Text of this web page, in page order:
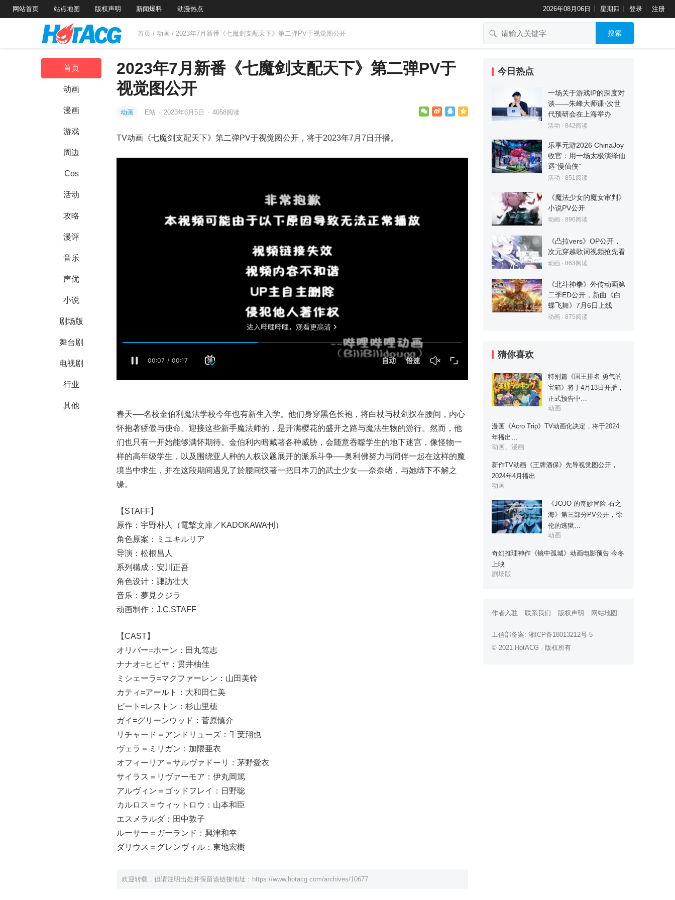
网站首页 站点地图 版权声明 新闻爆料 动漫热点 2026年08月06日 星期四 登录 注册
首页 / 动画 / 2023年7月新番《七魔剑支配天下》第二弹PV于视觉图公开 搜索
首页
动画
漫画
游戏
周边
Cos
活动
攻略
漫评
音乐
声优
小说
剧场版
舞台剧
电视剧
行业
其他
2023年7月新番《七魔剑支配天下》第二弹PV于
视觉图公开
动画 E站 · 2023年6月5日 · 4058阅读
TV动画《七魔剑支配天下》第二弹PV于视觉图公开，将于2023年7月7日开播。
春天──名校金伯利魔法学校今年也有新生入学。他们身穿黑色长袍，将白杖与杖剑扠在腰间，内心
怀抱著骄傲与使命。迎接这些新手魔法师的，是开满樱花的盛开之路与魔法生物的游行。然而，他
们也只有一开始能够满怀期待。金伯利内暗藏著各种威胁，会随意吞噬学生的地下迷宫，像怪物一
样的高年级学生，以及围绕亚人种的人权议题展开的派系斗争──奥利佛努力与同伴一起在这样的魔
境当中求生，并在这段期间遇见了於腰间扠著一把日本刀的武士少女──奈奈绪，与她缔下不解之
缘。
【STAFF】
原作：宇野朴人（電撃文庫／KADOKAWA刊）
角色原案：ミユキルリア
导演：松根昌人
系列構成：安川正吾
角色设计：諏訪壮大
音乐：夢見クジラ
动画制作：J.C.STAFF
【CAST】
オリバー=ホーン：田丸笃志
ナナオ=ヒビヤ：贯井柚佳
ミシェーラ=マクファーレン：山田美铃
カティ=アールト：大和田仁美
ピート=レストン：杉山里穂
ガイ=グリーンウッド：菅原慎介
リチャード＝アンドリューズ：千葉翔也
ヴェラ＝ミリガン：加隈亜衣
オフィーリア＝サルヴァドーリ：茅野愛衣
サイラス＝リヴァーモア：伊丸岡篤
アルヴィン＝ゴッドフレイ：日野聡
カルロス＝ウィットロウ：山本和臣
エスメラルダ：田中敦子
ルーサー＝ガーランド：興津和幸
ダリウス＝グレンヴィル：東地宏樹
欢迎转载，但请注明出处并保留该链接地址： https://www.hotacg.com/archives/10677
今日热点
一场关于游戏IP的深度对
谈——朱峰大师课·次世
代预研会在上海举办
活动 · 842阅读
乐享元游2026 ChinaJoy
收官：用一场太极演绎仙
遇“慢仙侠”
活动 · 851阅读
《魔法少女的魔女审判》
小说PV公开
动画 · 896阅读
《凸拉vers》OP公开，
次元穿越歌词视频抢先看
动画 · 863阅读
《北斗神拳》外传动画第
二季ED公开，新曲《白
蝶飞舞》7月6日上线
动画 · 875阅读
猜你喜欢
特别篇《国王排名 勇气的
宝箱》将于4月13日开播，
正式预告中…
动画
漫画《Acro Trip》TV动画化决定，将于2024
年播出…
动画、漫画
新作TV动画《王牌酒保》先导视觉图公开，
2024年4月播出
动画
《JOJO 的奇妙冒险 石之
海》第三部分PV公开，徐
伦的逃狱…
动画
奇幻推理神作《镜中孤城》动画电影预告 今冬
上映
剧场版
作者入驻 联系我们 版权声明 网站地图
工信部备案: 湘ICP备18013212号-5
© 2021 HotACG · 版权所有